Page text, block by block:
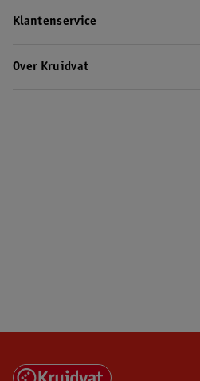
Klantenservice
Over Kruidvat